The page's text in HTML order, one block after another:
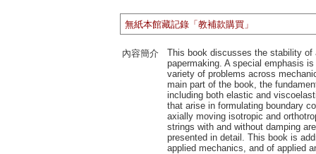
無紙本館藏記錄「教補款購買」
內容簡介
This book discusses the stability of
papermaking. A special emphasis
variety of problems across
main part of the book, the
including both elastic and
that arise in formulating boundary
axially moving isotropic and
strings with and without damping
presented in detail. This book is
applied mechanics, and of applied